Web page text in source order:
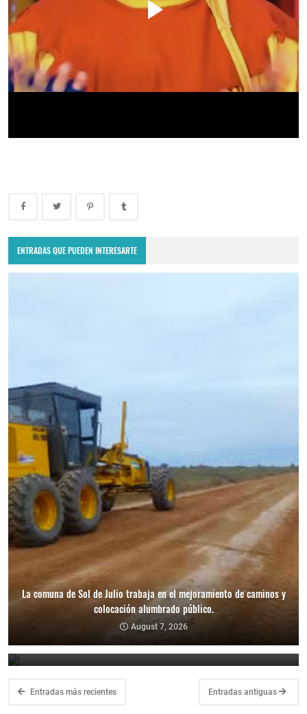
ENTRADAS QUE PUEDEN INTERESARTE
La comuna de Sol de Julio trabaja en el mejoramiento de caminos y
colocación alumbrado público.
August 7, 2026
La Municipalidad de Los Telares anunció que tomará acciones
legales tras los hechos de violencia en las dependencias
municipales.
August 7, 2026
Entradas más recientes Entradas antiguas